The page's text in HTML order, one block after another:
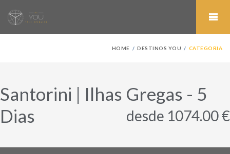
HOME DESTINOS YOU CATEGORIA
Santorini | Ilhas Gregas - 5
Dias
desde 1074.00 €